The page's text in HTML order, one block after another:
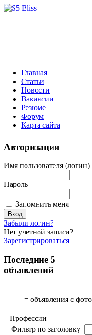
Главная
Статьи
Новости
Вакансии
Резюме
Форум
Карта сайта
Авторизация
Имя пользователя (логин)
Пароль
Запомнить меня
Забыли логин?
Нет учетной записи?
Зарегистрироваться
Последние 5
объявлений
= объявления с фото
Профессии
Фильтр по заголовку